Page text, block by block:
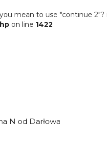
mean to use "continue 2"?
on line 1422
N od Darłowa